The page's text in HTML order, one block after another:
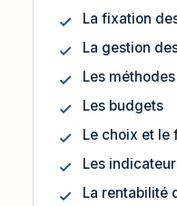
La fixation
La gestion
Les
Les budgets
Le choix et le
Les
La rentabilité